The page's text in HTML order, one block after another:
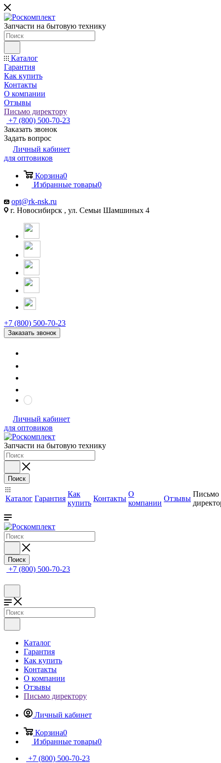
Запчасти на бытовую технику
Каталог
Гарантия
Как купить
Контакты
О компании
Отзывы
Письмо директору
+7 (800) 500-70-23
Заказать звонок
Задать вопрос
Личный кабинет
для оптовиков
Корзина0
Избранные товары0
opt@rk-nsk.ru
г. Новосибирск , ул. Семьи Шамшиных 4
+7 (800) 500-70-23
Заказать звонок
Личный кабинет
для оптовиков
Запчасти на бытовую технику
Поиск
Каталог Гарантия
Как
купить
Контакты
О
компании
Отзывы
Письмо
Поиск
+7 (800) 500-70-23
Каталог
Гарантия
Как купить
Контакты
О компании
Отзывы
Письмо директору
Личный кабинет
Корзина0
Избранные товары0
+7 (800) 500-70-23